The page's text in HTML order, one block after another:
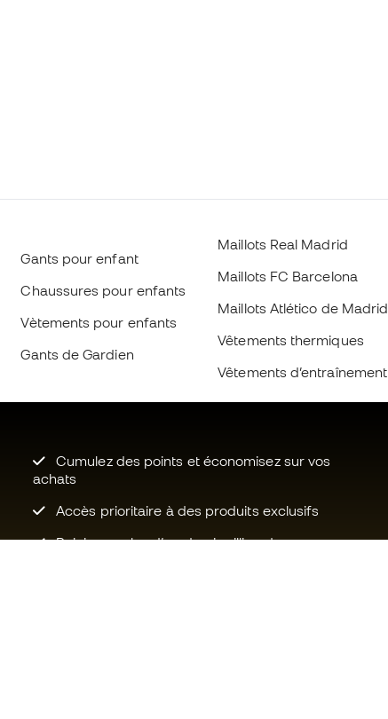
Gants pour enfant
Chaussures pour enfants
Vètements pour enfants
Gants de Gardien
Maillots Real Madrid
Maillots FC Barcelona
Maillots Atlético de Madrid
Vêtements thermiques
Vêtements d’entraînement
Cumulez des points et économisez sur vos
achats
Accès prioritaire à des produits exclusifs
Rejoignez plus d’un demi-million de